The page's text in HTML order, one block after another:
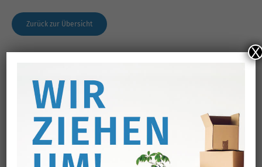
Zurück zur Übersicht
So erreichen Sie uns
Bei Anliegen rund um Ihre Zahngesundheit oder
für die Vereinbarung eines Termins sind wir
telefonisch oder per Mail für Sie erreichbar.
Anrufen E-Mail
X